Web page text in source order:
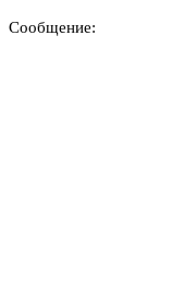
Сообщение: